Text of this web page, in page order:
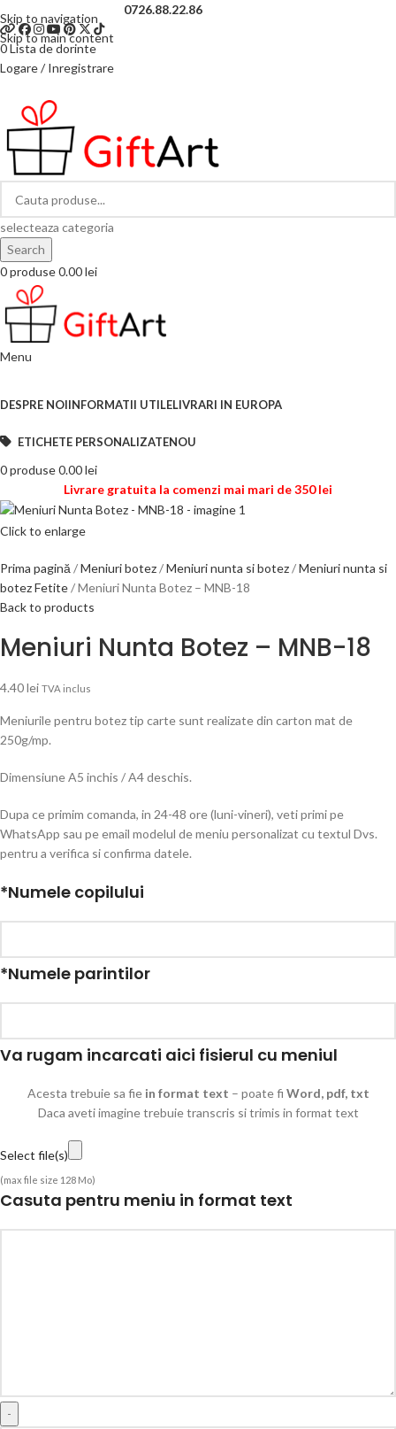
Skip to navigation
Skip to main content
0726.88.22.86
0Lista de dorinte
Logare / Inregistrare
selecteaza categoria
Search
0produse0.00lei
Menu
DESPRE NOIINFORMATII UTILELIVRARI IN EUROPA
ETICHETE PERSONALIZATENOU
0produse0.00lei
Livrare gratuita la comenzi mai mari de 350 lei
Click to enlarge
Prima pagină Meniuri botez Meniuri nunta si botez
Meniuri nunta si
botez Fetite
Meniuri Nunta Botez – MNB-18
Back to products
Meniuri Nunta Botez – MNB-18
4.40lei TVA inclus
Meniurile pentru botez tip carte sunt realizate din carton mat de
250g/mp.
Dimensiune A5 inchis / A4 deschis.
Dupa ce primim comanda, in 24-48 ore (luni-vineri), veti primi pe
WhatsApp sau pe email modelul de meniu personalizat cu textul Dvs.
pentru a verifica si confirma datele.
*Numele copilului
*Numele parintilor
Va rugam incarcati aici fisierul cu meniul
Acesta trebuie sa fie in format text – poate fi Word, pdf, txt
Daca aveti imagine trebuie transcris si trimis in format text
Select file(s)
(max file size 128 Mo)
Casuta pentru meniu in format text